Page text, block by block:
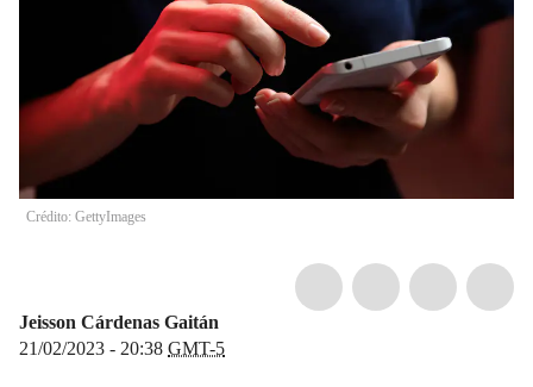
Crédito: GettyImages
Jeisson Cárdenas Gaitán
21/02/2023 - 20:38 GMT-5